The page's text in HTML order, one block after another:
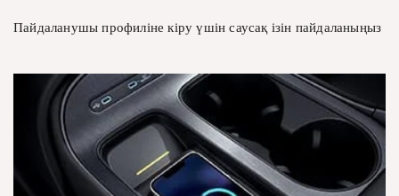
Пайдаланушы профиліне кіру үшін саусақ ізін пайдаланыңыз